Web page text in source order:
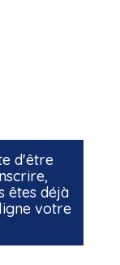
d'être
êtes déjà
votre